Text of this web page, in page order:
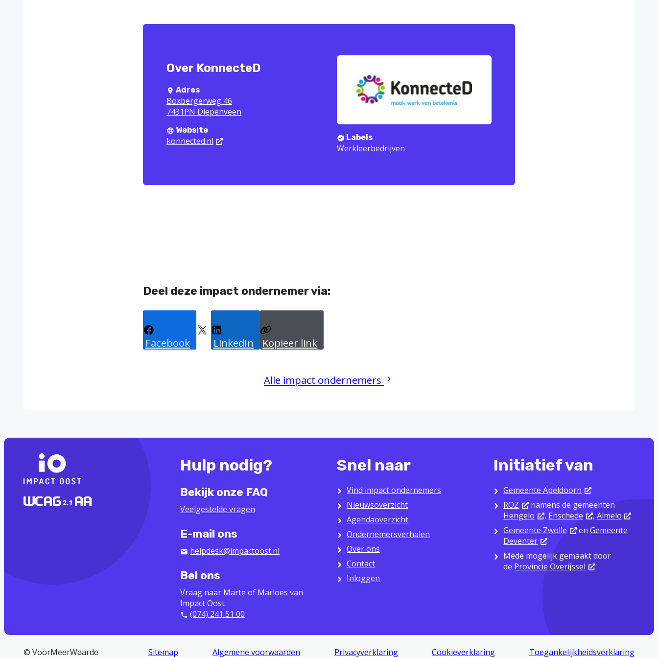
Over KonnecteD
Adres
Boxbergerweg 46
7431PN Diepenveen
Website
konnected.nl Labels
Werkleerbedrijven
Deel deze impact ondernemer via:
Facebook LinkedIn Kopieer link
Alle impact ondernemers
Hulp nodig?
Bekijk onze FAQ
Veelgestelde vragen
E-mail ons
helpdesk@impactoost.nl
Bel ons
Vraag naar Marte of Marloes van
Impact Oost
(074) 241 51 00
Snel naar
Vind impact ondernemers
Nieuwsoverzicht
Agendaoverzicht
Ondernemersverhalen
Over ons
Contact
Inloggen
Initiatief van
Gemeente Apeldoorn
ROZ
namens de gemeenten
Hengelo
, Enschede , Almelo
Gemeente Zwolle
en Gemeente
Deventer
Mede mogelijk gemaakt door
de Provincie Overijssel
© VoorMeerWaarde Sitemap Algemene voorwaarden Privacyverklaring Cookieverklaring Toegankelijkheidsverklaring